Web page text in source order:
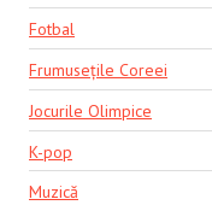
Fotbal
Frumusețile Coreei
Jocurile Olimpice
K-pop
Muzică